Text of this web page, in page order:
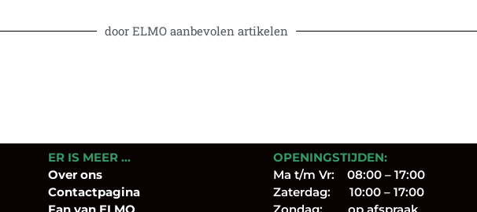
door ELMO aanbevolen artikelen
ER IS MEER …
Over ons
Contactpagina
OPENINGSTIJDEN:
Ma t/m Vr: 08:00 – 17:00
Zaterdag: 10:00 – 17:00